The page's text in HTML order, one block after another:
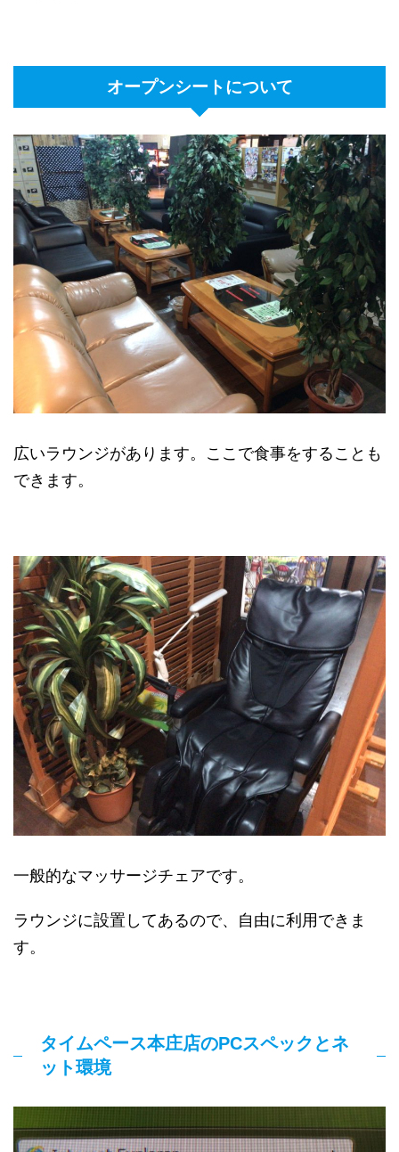
オープンシートについて
広いラウンジがあります。ここで食事をすることも
できます。
一般的なマッサージチェアです。
ラウンジに設置してあるので、自由に利用できま
す。
タイムペース本庄店のPCスペックとネ
ット環境